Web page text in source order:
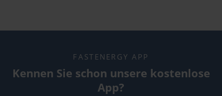
FASTENERGY APP
Kennen Sie schon unsere kostenlose
App?